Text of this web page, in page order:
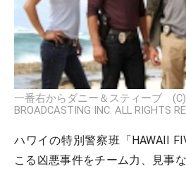
一番右からダニー＆スティーブ (C)
BROADCASTING INC. ALL RIGHTS
ハワイの特別警察班「HAWAII
こる凶悪事件をチーム力、見事